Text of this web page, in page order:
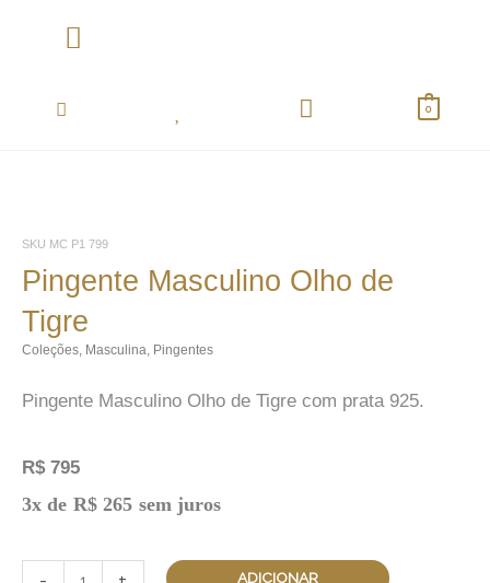
0
SKU MC P1 799
Pingente Masculino Olho de
Tigre
Coleções, Masculina, Pingentes
Pingente Masculino Olho de Tigre com prata 925.
R$ 795
3x de R$ 265 sem juros
Pingente
ADICIONAR